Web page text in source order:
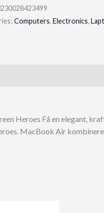
Computers,Electronics,
Heroes Få en elegant,
MacBook Air